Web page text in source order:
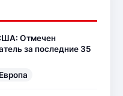
Отмечен
за последние 35
Европа